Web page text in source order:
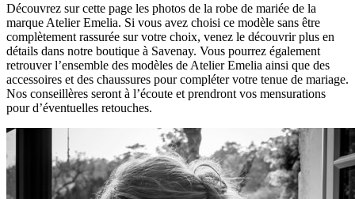
Découvrez sur cette page les photos de la robe de mariée de la
marque Atelier Emelia. Si vous avez choisi ce modèle sans être
complètement rassurée sur votre choix, venez le découvrir plus en
détails dans notre boutique à Savenay. Vous pourrez également
retrouver l’ensemble des modèles de Atelier Emelia ainsi que des
accessoires et des chaussures pour compléter votre tenue de mariage.
Nos conseillères seront à l’écoute et prendront vos mensurations
pour d’éventuelles retouches.